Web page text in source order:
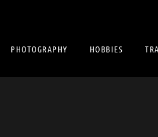
PHOTOGRAPHY HOBBIES